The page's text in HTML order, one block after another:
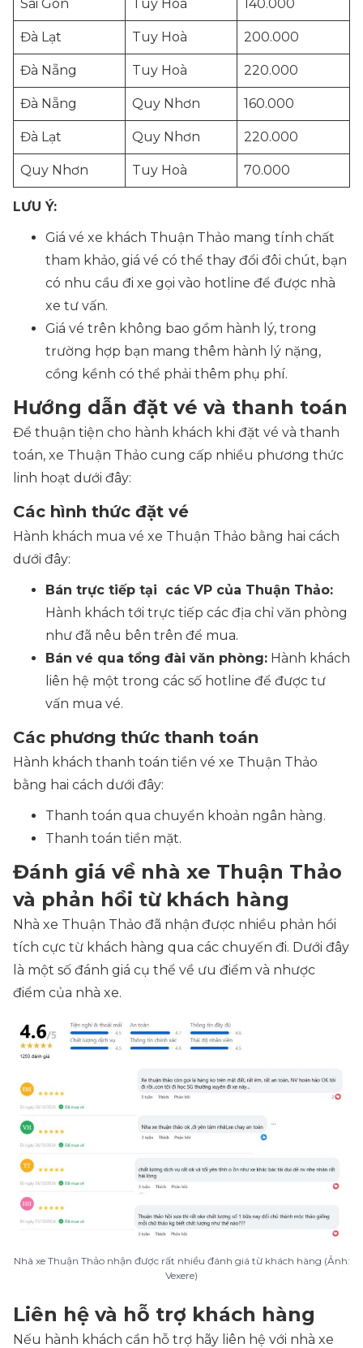
Sài Gòn Tuy Hoà 140.000
Đà Lạt Tuy Hoà 200.000
Đà Nẵng Tuy Hoà 220.000
Đà Nẵng Quy Nhơn 160.000
Đà Lạt Quy Nhơn 220.000
Quy Nhơn Tuy Hoà 70.000
LƯU Ý:
Giá vé xe khách Thuận Thảo mang tính chất
tham khảo, giá vé có thể thay đổi đôi chút, bạn
có nhu cầu đi xe gọi vào hotline để được nhà
xe tư vấn.
Giá vé trên không bao gồm hành lý, trong
trường hợp bạn mang thêm hành lý nặng,
cồng kềnh có thể phải thêm phụ phí.
Hướng dẫn đặt vé và thanh toán
Để thuận tiện cho hành khách khi đặt vé và thanh
toán, xe Thuận Thảo cung cấp nhiều phương thức
linh hoạt dưới đây:
Các hình thức đặt vé
Hành khách mua vé xe Thuận Thảo bằng hai cách
dưới đây:
Bán trực tiếp tại các VP của Thuận Thảo:
Hành khách tới trực tiếp các địa chỉ văn phòng
như đã nêu bên trên để mua.
Bán vé qua tổng đài văn phòng: Hành khách
liên hệ một trong các số hotline để được tư
vấn mua vé.
Các phương thức thanh toán
Hành khách thanh toán tiền vé xe Thuận Thảo
bằng hai cách dưới đây:
Thanh toán qua chuyển khoản ngân hàng.
Thanh toán tiền mặt.
Đánh giá về nhà xe Thuận Thảo
và phản hồi từ khách hàng
Nhà xe Thuận Thảo đã nhận được nhiều phản hồi
tích cực từ khách hàng qua các chuyến đi. Dưới đây
là một số đánh giá cụ thể về ưu điểm và nhược
điểm của nhà xe.
Nhà xe Thuận Thảo nhận được rất nhiều đánh giá từ khách hàng (Ảnh:
Vexere)
Liên hệ và hỗ trợ khách hàng
Nếu hành khách cần hỗ trợ hãy liên hệ với nhà xe